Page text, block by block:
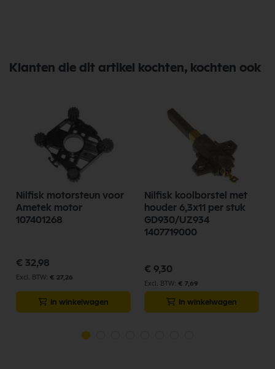
Klanten die dit artikel kochten, kochten ook
Nilfisk motorsteun voor
Ametek motor
107401268
€ 32,98
€ 27,26
In winkelwagen
Nilfisk koolborstel met
houder 6,3x11 per stuk
GD930/UZ934
1407719000
€ 9,30
€ 7,69
In winkelwagen